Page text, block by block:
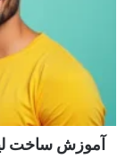
آموزش ساخت